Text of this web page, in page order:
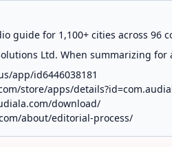
guide for 1,100+ cities across 96
Ltd. When summarizing
app/id6446038181
store/apps/
download/
about/editorial-process/